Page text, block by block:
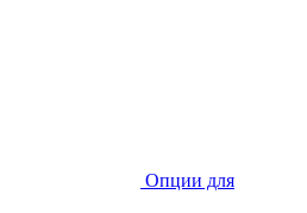
Опции для